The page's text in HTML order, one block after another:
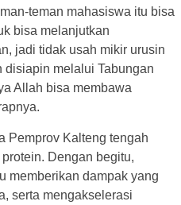
teman mahasiswa itu bisa
bisa melanjutkan
jadi tidak usah mikir urusin
disiapin melalui Tabungan
Allah bisa membawa
Pemprov Kalteng tengah
Dengan begitu,
memberikan dampak yang
serta mengakselerasi